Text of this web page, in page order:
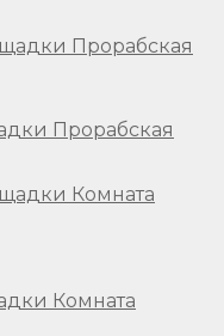
Прорабская
Комната